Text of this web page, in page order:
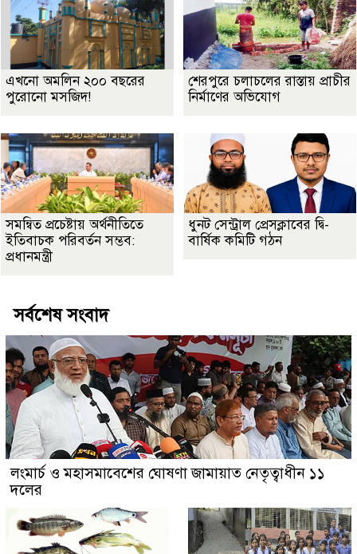
এখনো অমলিন ২০০ বছরের
পুরোনো মসজিদ!
শেরপুরে চলাচলের রাস্তায় প্রাচীর
নির্মাণের অভিযোগ
সমন্বিত প্রচেষ্টায় অর্থনীতিতে
ইতিবাচক পরিবর্তন সম্ভব:
প্রধানমন্ত্রী
ধুনট সেন্ট্রাল প্রেসক্লাবের দ্বি-
বার্ষিক কমিটি গঠন
সর্বশেষ সংবাদ
লংমার্চ ও মহাসমাবেশের ঘোষণা জামায়াত নেতৃত্বাধীন ১১
দলের